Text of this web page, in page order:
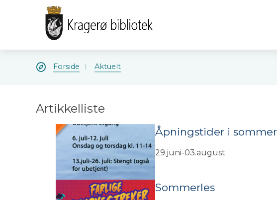
Kragerø
bibliotek
Du
er
Forside Aktuelt
Artikkelliste
Åpningstider i sommer
29.juni-03.august
Sommerles